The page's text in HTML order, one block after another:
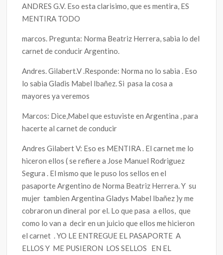
ANDRES G.V. Eso esta clarisimo, que es mentira, ES
MENTIRA TODO
marcos. Pregunta: Norma Beatriz Herrera, sabia lo del
carnet de conducir Argentino.
Andres. Gilabert.V .Responde: Norma no lo sabia . Eso
lo sabia Gladis Mabel Ibañez. Si pasa la cosa a
mayores ya veremos
Marcos: Dice,Mabel que estuviste en Argentina , para
hacerte al carnet de conducir
Andres Gilabert V: Eso es MENTIRA . El carnet me lo
hiceron ellos ( se refiere a Jose Manuel Rodriguez
Segura . El mismo que le puso los sellos en el
pasaporte Argentino de Norma Beatriz Herrera. Y su
mujer tambien Argentina Gladys Mabel Ibañez )y me
cobraron un dineral por el. Lo que pasa a ellos, que
como lo van a decir en un juicio que ellos me hicieron
el carnet . YO LE ENTREGUE EL PASAPORTE A
ELLOS Y ME PUSIERON LOS SELLOS EN EL